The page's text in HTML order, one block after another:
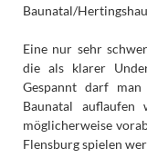
Baunatal/
Eine nur sehr
die als klarer
Gespannt darf
Baunatal
möglicherweise
Flensburg spielen